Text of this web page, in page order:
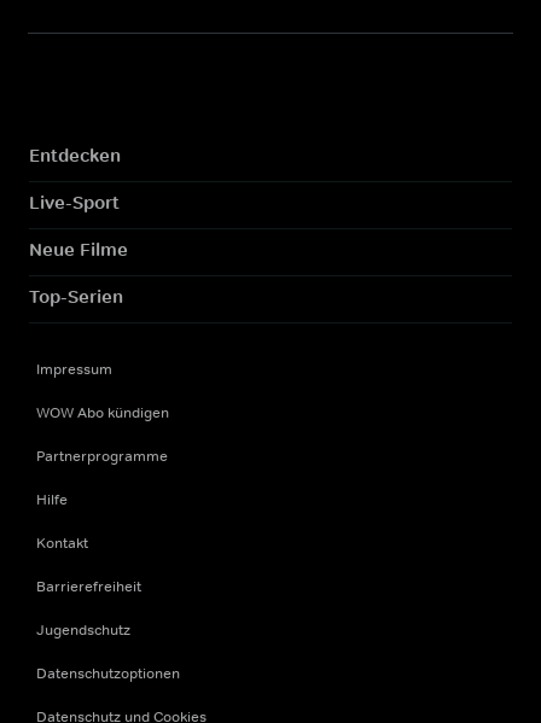
Entdecken
Live-Sport
Neue Filme
Top-Serien
Impressum
WOW Abo kündigen
Partnerprogramme
Hilfe
Kontakt
Barrierefreiheit
Jugendschutz
Datenschutzoptionen
Datenschutz und Cookies